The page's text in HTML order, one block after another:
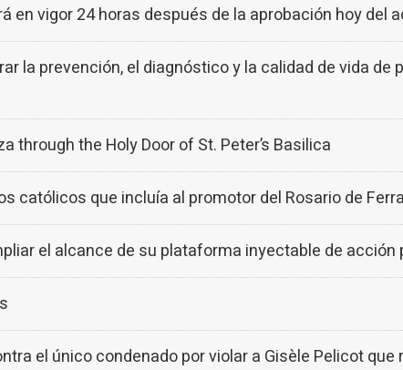
en vigor 24 horas después de la aprobación hoy del
la prevención, el diagnóstico y la calidad de vida de
through the Holy Door of St. Peter’s Basilica
católicos que incluía al promotor del Rosario de
el alcance de su plataforma inyectable de acción
el único condenado por violar a Gisèle Pelicot que